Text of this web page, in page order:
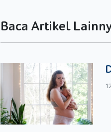
Popok Merries Premium Tape
sekitar 3-8 kg, sehingga popok
Baca Artikel